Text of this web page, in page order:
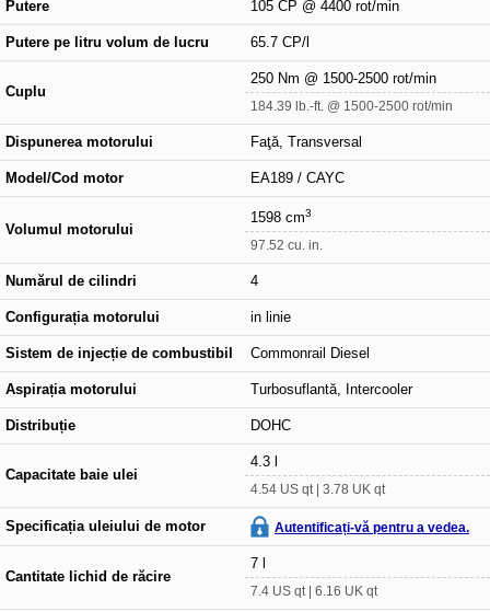
Putere 105 CP @ 4400 rot/min
Putere pe litru volum de lucru 65.7 CP/l
Cuplu
250 Nm @ 1500-2500 rot/min
184.39 lb.-ft. @ 1500-2500 rot/min
Dispunerea motorului Faţă, Transversal
Model/Cod motor EA189 / CAYC
Volumul motorului
1598 cm3
97.52 cu. in.
Numărul de cilindri 4
Configurația motorului in linie
Sistem de injecție de combustibil Commonrail Diesel
Aspirația motorului Turbosuflantă, Intercooler
Distribuție DOHC
Capacitate baie ulei
4.3 l
4.54 US qt | 3.78 UK qt
Specificația uleiului de motor Autentificați-vă pentru a vedea.
Cantitate lichid de răcire
7 l
7.4 US qt | 6.16 UK qt